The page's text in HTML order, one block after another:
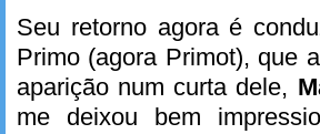
Seu retorno agora é
Primo (agora Primot), que
aparição num curta dele,
me deixou bem